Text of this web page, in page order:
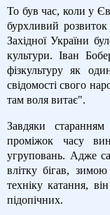
То був час, коли у
бурхливий
Західної України
культури. Іван
фізкультуру як
свідомості свого
там воля витає".
Завдяки
проміжок часу
угруповань. Адже
влітку бігав,
техніку катання,
підопічних.